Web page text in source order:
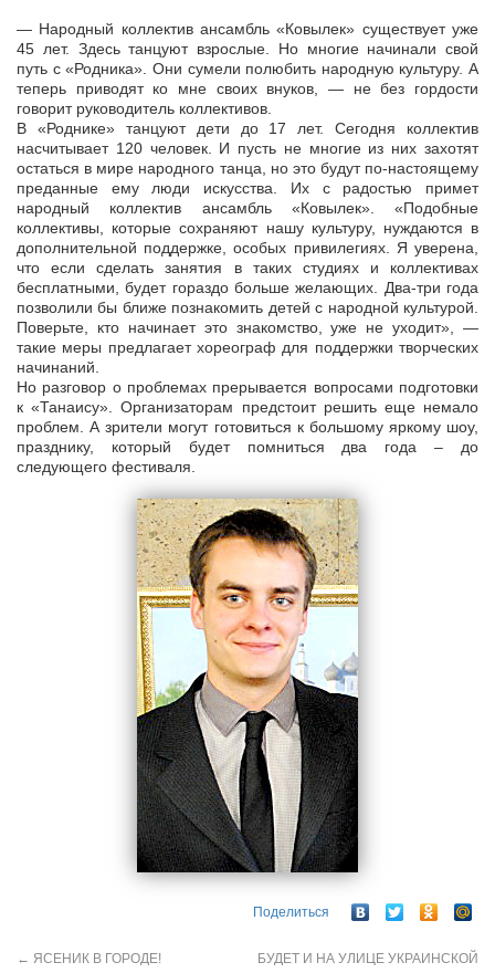
— Народный коллектив ансамбль «Ковылек» существует уже
45 лет. Здесь танцуют взрослые. Но многие начинали свой
путь с «Родника». Они сумели полюбить народную культуру. А
теперь приводят ко мне своих внуков, — не без гордости
говорит руководитель коллективов.
В «Роднике» танцуют дети до 17 лет. Сегодня коллектив
насчитывает 120 человек. И пусть не многие из них захотят
остаться в мире народного танца, но это будут по-настоящему
преданные ему люди искусства. Их с радостью примет
народный коллектив ансамбль «Ковылек». «Подобные
коллективы, которые сохраняют нашу культуру, нуждаются в
дополнительной поддержке, особых привилегиях. Я уверена,
что если сделать занятия в таких студиях и коллективах
бесплатными, будет гораздо больше желающих. Два-три года
позволили бы ближе познакомить детей с народной культурой.
Поверьте, кто начинает это знакомство, уже не уходит», —
такие меры предлагает хореограф для поддержки творческих
начинаний.
Но разговор о проблемах прерывается вопросами подготовки
к «Танаису». Организаторам предстоит решить еще немало
проблем. А зрители могут готовиться к большому яркому шоу,
празднику, который будет помниться два года – до
следующего фестиваля.
Поделиться
← ЯСЕНИК В ГОРОДЕ!
БУДЕТ И НА УЛИЦЕ УКРАИНСКОЙ